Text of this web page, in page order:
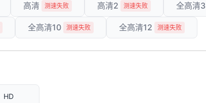
高清 测速失败 高清2 测速失败 全高清3
全高清10 测速失败 全高清12 测速失败
HD